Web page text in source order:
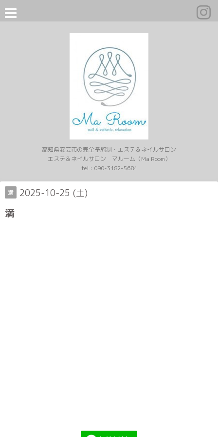
高知県安芸市の完全予約制・エステ＆ネイルサロン
エステ＆ネイルサロン マルーム（Ma Room）
tel : 090-3182-5684
満 2025-10-25 (土)
満